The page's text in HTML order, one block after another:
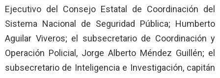
Ejecutivo del Consejo Estatal de Coordinación del
Sistema Nacional de Seguridad Pública; Humberto
Aguilar Viveros; el subsecretario de Coordinación y
Operación Policial, Jorge Alberto Méndez Guillén; el
subsecretario de Inteligencia e Investigación, capitán